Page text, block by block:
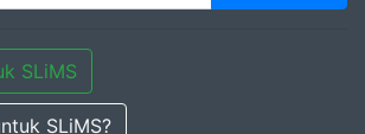
SLiMS
SLiMS?